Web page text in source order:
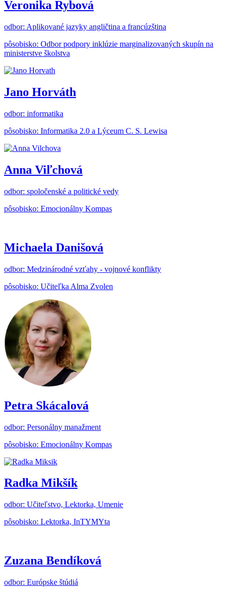
Veronika Rybová
odbor: Aplikované jazyky angličtina a francúzština
pôsobisko: Odbor podpory inklúzie marginalizovaných skupín na
ministerstve školstva
Jano Horváth
odbor: informatika
pôsobisko: Informatika 2.0 a Lýceum C. S. Lewisa
Anna Viľchová
odbor: spoločenské a politické vedy
pôsobisko: Emocionálny Kompas
Michaela Danišová
odbor: Medzinárodné vzťahy - vojnové konflikty
pôsobisko: Učiteľka Alma Zvolen
Petra Skácalová
odbor: Personálny manažment
pôsobisko: Emocionálny Kompas
Radka Mikšík
odbor: Učiteľstvo, Lektorka, Umenie
pôsobisko: Lektorka, InTYMYta
Zuzana Bendíková
odbor: Európske štúdiá